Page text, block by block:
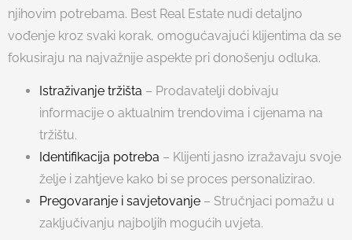
njihovim potrebama. Best Real Estate nudi detaljno
vođenje kroz svaki korak, omogućavajući klijentima da se
fokusiraju na najvažnije aspekte pri donošenju odluka.
Istraživanje tržišta – Prodavatelji dobivaju
informacije o aktualnim trendovima i cijenama na
tržištu.
Identifikacija potreba – Klijenti jasno izražavaju svoje
želje i zahtjeve kako bi se proces personalizirao.
Pregovaranje i savjetovanje – Stručnjaci pomažu u
zaključivanju najboljih mogućih uvjeta.